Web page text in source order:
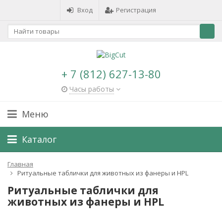
Вход Регистрация
+ 7 (812) 627-13-80
Часы работы
Меню
Каталог
Главная
Ритуальные таблички для животных из фанеры и HPL
Ритуальные таблички для
животных из фанеры и HPL